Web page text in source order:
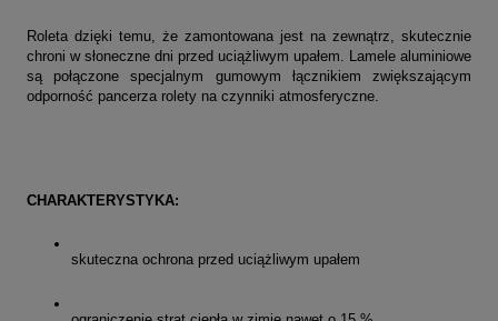
Roleta dzięki temu, że zamontowana jest na zewnątrz, skutecznie
chroni w słoneczne dni przed uciążliwym upałem. Lamele aluminiowe
są połączone specjalnym gumowym łącznikiem zwiększającym
odporność pancerza rolety na czynniki atmosferyczne.
CHARAKTERYSTYKA:
skuteczna ochrona przed uciążliwym upałem